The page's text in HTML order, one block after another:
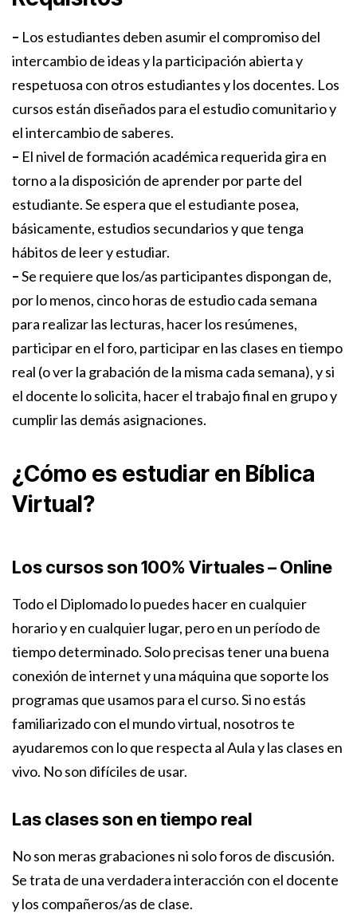
– Los estudiantes deben asumir el compromiso del
intercambio de ideas y la participación abierta y
respetuosa con otros estudiantes y los docentes. Los
cursos están diseñados para el estudio comunitario y
el intercambio de saberes.
– El nivel de formación académica requerida gira en
torno a la disposición de aprender por parte del
estudiante. Se espera que el estudiante posea,
básicamente, estudios secundarios y que tenga
hábitos de leer y estudiar.
–Se requiere que los/as participantes dispongan de,
por lo menos, cinco horas de estudio cada semana
para realizar las lecturas, hacer los resúmenes,
participar en el foro, participar en las clases en tiempo
real (o ver la grabación de la misma cada semana), y si
el docente lo solicita, hacer el trabajo final en grupo y
cumplir las demás asignaciones.
¿Cómo es estudiar en Bíblica
Virtual?
Los cursos son 100% Virtuales – Online
Todo el Diplomado lo puedes hacer en cualquier
horario y en cualquier lugar, pero en un período de
tiempo determinado. Solo precisas tener una buena
conexión de internet y una máquina que soporte los
programas que usamos para el curso. Si no estás
familiarizado con el mundo virtual, nosotros te
ayudaremos con lo que respecta al Aula y las clases en
vivo. No son difíciles de usar.
Las clases son en tiempo real
No son meras grabaciones ni solo foros de discusión.
Se trata de una verdadera interacción con el docente
y los compañeros/as de clase.